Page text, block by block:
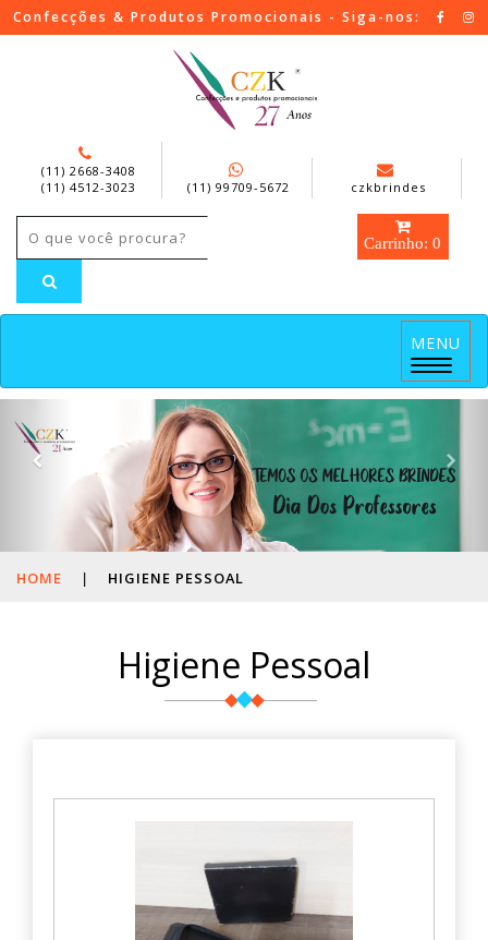
Confecções & Produtos Promocionais - Siga-nos:
(11) 2668-3408
(11) 4512-3023
(11) 99709-5672 czkbrindes
Carrinho: 0
MENU
Menu
HOME | HIGIENE PESSOAL
Higiene Pessoal